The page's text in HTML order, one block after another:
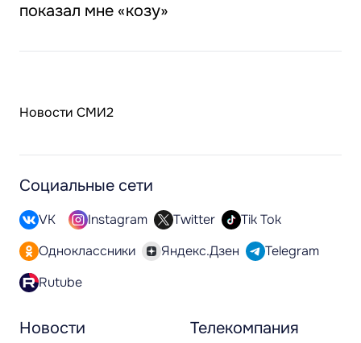
показал мне «козу»
Новости СМИ2
Новости Телекомпания
Социальные сети
VK Instagram Twitter
Tik Tok
Одноклассники
Яндекс.Дзен
Telegram
Rutube